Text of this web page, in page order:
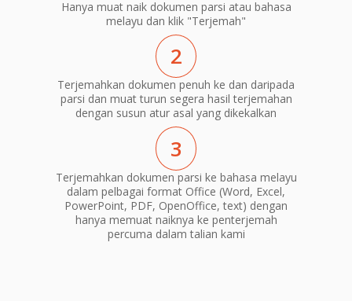
Hanya muat naik dokumen parsi atau bahasa
melayu dan klik "Terjemah"
2
Terjemahkan dokumen penuh ke dan daripada
parsi dan muat turun segera hasil terjemahan
dengan susun atur asal yang dikekalkan
3
Terjemahkan dokumen parsi ke bahasa melayu
dalam pelbagai format Office (Word, Excel,
PowerPoint, PDF, OpenOffice, text) dengan
hanya memuat naiknya ke penterjemah
percuma dalam talian kami